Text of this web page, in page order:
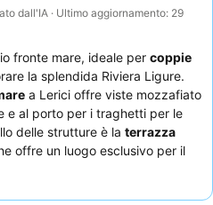
dall'IA · Ultimo aggiornamento: 29
fronte mare, ideale per coppie
la splendida Riviera Ligure.
a Lerici offre viste mozzafiato
e al porto per i traghetti per le
delle strutture è la terrazza
offre un luogo esclusivo per il
del personale